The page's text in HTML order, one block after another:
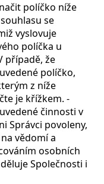
políčko níže
se
vyslovuje
políčka u
případě, že
políčko,
z níže
je křížkem. -
činnosti v
Správci povoleny,
vědomí a
osobních
Společnosti i